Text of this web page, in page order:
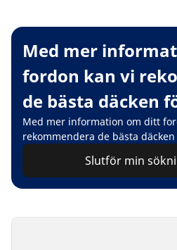
Med mer
fordon kan vi
de bästa däcken
Med mer information om ditt
rekommendera de bästa
Slutför min